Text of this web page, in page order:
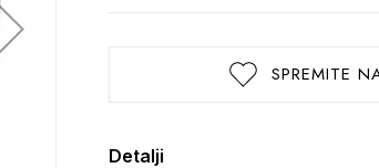
SPREMITE
Detalji